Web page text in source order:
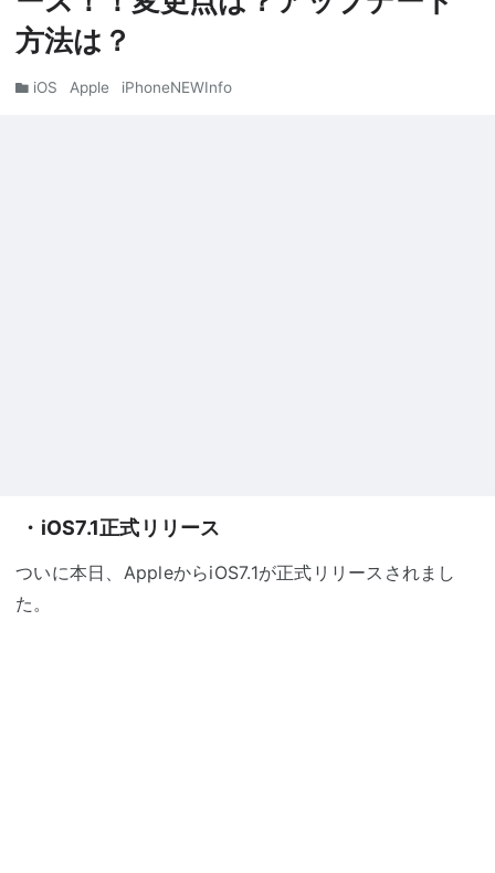
方法は？
iOS Apple iPhoneNEWInfo
・iOS7.1正式リリース
ついに本日、AppleからiOS7.1が正式リリースされまし
た。